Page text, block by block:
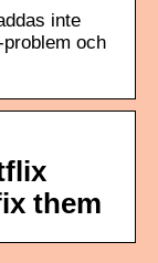
inte
och
them